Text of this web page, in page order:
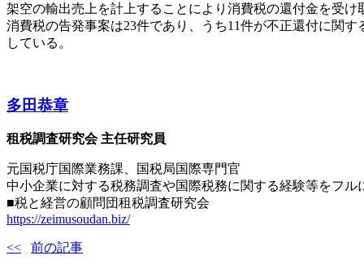
架空の輸出売上を計上することにより消費税の還付金を受
消費税の告発事案は23件であり、うち11件が不正還付に関
している。
多田恭章
租税調査研究会 主任研究員
元国税庁国際業務課、国税局国際専門官
中小企業に対する税務調査や国際税務に関する経験等をフ
■税と経営の顧問団租税調査研究会
https://zeimusoudan.biz/
前の記事